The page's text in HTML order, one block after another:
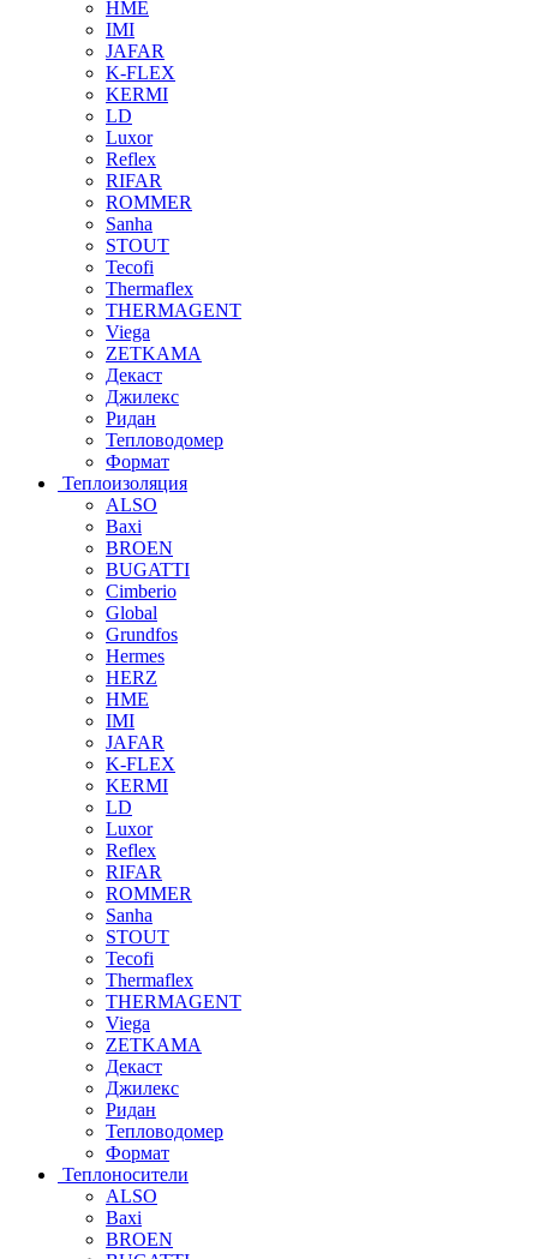
HME
IMI
JAFAR
K-FLEX
KERMI
LD
Luxor
Reflex
RIFAR
ROMMER
Sanha
STOUT
Tecofi
Thermaflex
THERMAGENT
Viega
ZETKAMA
Декаст
Джилекс
Ридан
Тепловодомер
Формат
Теплоизоляция
ALSO
Baxi
BROEN
BUGATTI
Cimberio
Global
Grundfos
Hermes
HERZ
HME
IMI
JAFAR
K-FLEX
KERMI
LD
Luxor
Reflex
RIFAR
ROMMER
Sanha
STOUT
Tecofi
Thermaflex
THERMAGENT
Viega
ZETKAMA
Декаст
Джилекс
Ридан
Тепловодомер
Формат
Теплоносители
ALSO
Baxi
BROEN